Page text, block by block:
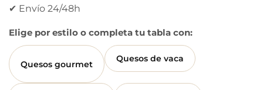
✔ Envío 24/48h
Elige por estilo o completa tu tabla con:
Quesos gourmet
Quesos de vaca